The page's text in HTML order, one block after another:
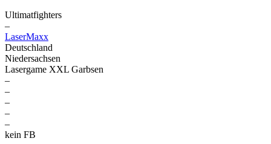
Ultimatfighters
–
LaserMaxx
Deutschland
Niedersachsen
Lasergame XXL Garbsen
–
–
–
–
–
kein FB